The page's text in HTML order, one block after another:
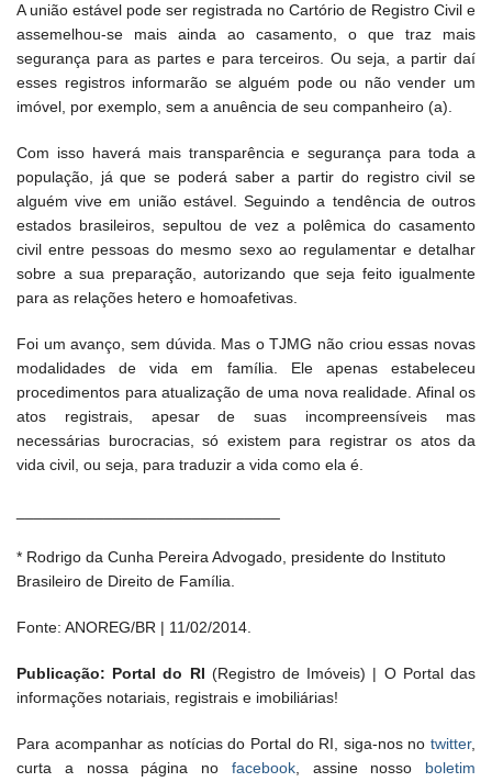
A união estável pode ser registrada no Cartório de Registro Civil e
assemelhou-se mais ainda ao casamento, o que traz mais
segurança para as partes e para terceiros. Ou seja, a partir daí
esses registros informarão se alguém pode ou não vender um
imóvel, por exemplo, sem a anuência de seu companheiro (a).
Com isso haverá mais transparência e segurança para toda a
população, já que se poderá saber a partir do registro civil se
alguém vive em união estável. Seguindo a tendência de outros
estados brasileiros, sepultou de vez a polêmica do casamento
civil entre pessoas do mesmo sexo ao regulamentar e detalhar
sobre a sua preparação, autorizando que seja feito igualmente
para as relações hetero e homoafetivas.
Foi um avanço, sem dúvida. Mas o TJMG não criou essas novas
modalidades de vida em família. Ele apenas estabeleceu
procedimentos para atualização de uma nova realidade. Afinal os
atos registrais, apesar de suas incompreensíveis mas
necessárias burocracias, só existem para registrar os atos da
vida civil, ou seja, para traduzir a vida como ela é.
* Rodrigo da Cunha Pereira Advogado, presidente do Instituto
Brasileiro de Direito de Família.
Fonte: ANOREG/BR | 11/02/2014.
Publicação: Portal do RI (Registro de Imóveis) | O Portal das
informações notariais, registrais e imobiliárias!
Para acompanhar as notícias do Portal do RI, siga-nos no twitter,
curta a nossa página no facebook, assine nosso boletim